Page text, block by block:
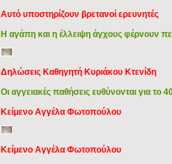
Αυτό υποστηρίζουν βρετανοί ερευνητές
Η αγάπη και η έλλειψη άγχους φέρνουν
Δηλώσεις Καθηγητή Κυριάκου Κτενίδη
Οι αγγειακές παθήσεις ευθύνονται για
Κείμενο Αγγέλα Φωτοπούλου
Κείμενο Αγγέλα Φωτοπούλου